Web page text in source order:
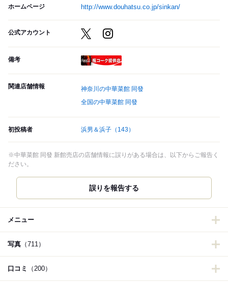
ホームページ http://www.douhatsu.co.jp/sinkan/
公式アカウント
備考
関連店舗情報
神奈川の中華菜館 同發
全国の中華菜館 同發
初投稿者 浜男＆浜子 （143）
※中華菜館 同發 新館売店の店舗情報に誤りがある場合は、以下からご報告く
ださい。
誤りを報告する
メニュー
写真 （711）
口コミ （200）